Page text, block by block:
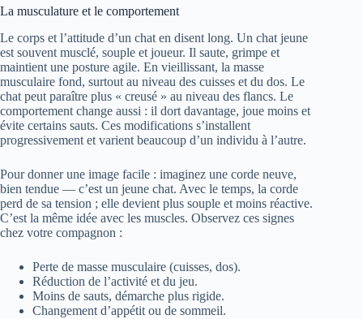
La musculature et le comportement
Le corps et l’attitude d’un chat en disent long. Un chat jeune
est souvent musclé, souple et joueur. Il saute, grimpe et
maintient une posture agile. En vieillissant, la masse
musculaire fond, surtout au niveau des cuisses et du dos. Le
chat peut paraître plus « creusé » au niveau des flancs. Le
comportement change aussi : il dort davantage, joue moins et
évite certains sauts. Ces modifications s’installent
progressivement et varient beaucoup d’un individu à l’autre.
Pour donner une image facile : imaginez une corde neuve,
bien tendue — c’est un jeune chat. Avec le temps, la corde
perd de sa tension ; elle devient plus souple et moins réactive.
C’est la même idée avec les muscles. Observez ces signes
chez votre compagnon :
Perte de masse musculaire (cuisses, dos).
Réduction de l’activité et du jeu.
Moins de sauts, démarche plus rigide.
Changement d’appétit ou de sommeil.